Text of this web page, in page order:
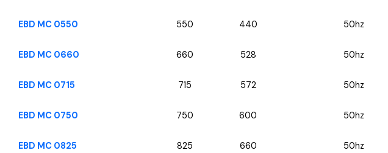
EBD MC 0550 550 440 50hz
EBD MC 0660 660 528 50hz
EBD MC 0715 715 572 50hz
EBD MC 0750 750 600 50hz
EBD MC 0825 825 660 50hz